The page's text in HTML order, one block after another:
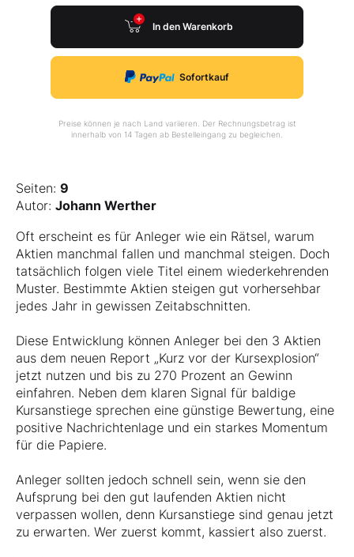
In den Warenkorb
Sofortkauf
Preise können je nach Land variieren. Der Rechnungsbetrag ist
innerhalb von 14 Tagen ab Bestelleingang zu begleichen.
Seiten: 9
Autor: Johann Werther
Oft erscheint es für Anleger wie ein Rätsel, warum
Aktien manchmal fallen und manchmal steigen. Doch
tatsächlich folgen viele Titel einem wiederkehrenden
Muster. Bestimmte Aktien steigen gut vorhersehbar
jedes Jahr in gewissen Zeitabschnitten.
Diese Entwicklung können Anleger bei den 3 Aktien
aus dem neuen Report „Kurz vor der Kursexplosion“
jetzt nutzen und bis zu 270 Prozent an Gewinn
einfahren. Neben dem klaren Signal für baldige
Kursanstiege sprechen eine günstige Bewertung, eine
positive Nachrichtenlage und ein starkes Momentum
für die Papiere.
Anleger sollten jedoch schnell sein, wenn sie den
Aufsprung bei den gut laufenden Aktien nicht
verpassen wollen, denn Kursanstiege sind genau jetzt
zu erwarten. Wer zuerst kommt, kassiert also zuerst.